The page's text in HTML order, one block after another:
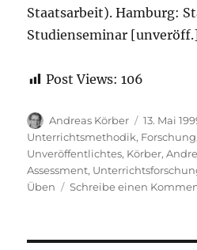
Staatsarbeit). Hamburg:
Studienseminar
Post Views: 106
Autor
Andreas Körber
am
13. Mai
Unterrichtsmethodik, Forschung
Unveröffentlichtes, Körber,
Assessment,
Üben
Schreibe einen